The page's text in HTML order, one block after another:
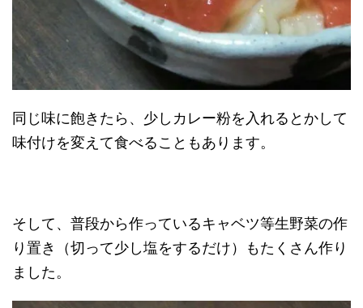
同じ味に飽きたら、少しカレー粉を入れるとかして
味付けを変えて食べることもあります。
そして、普段から作っているキャベツ等生野菜の作
り置き（切って少し塩をするだけ）もたくさん作り
ました。